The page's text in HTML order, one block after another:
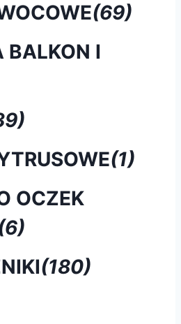
(69)
BALKON I
(1)
OCZEK
(180)